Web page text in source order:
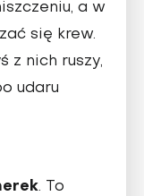
a w
się krew.
z nich ruszy,
udaru
. To